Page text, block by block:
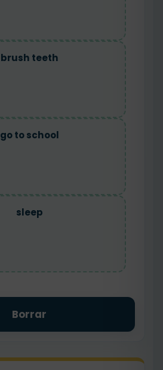
brush teeth
go to school
sleep
Borrar